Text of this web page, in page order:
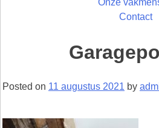
Onze
Contact
Posted on 11 augustus 2021 by